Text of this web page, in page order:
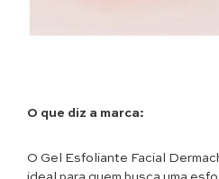
O que diz a marca:
O Gel Esfoliante Facial